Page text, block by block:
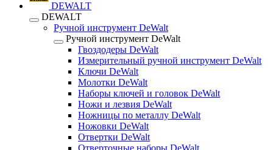
DEWALT
DEWALT
Ручной инструмент DeWalt
Ручной инструмент DeWalt
Гвоздодеры DeWalt
Измерительный ручной инструмент DeWalt
Ключи DeWalt
Молотки DeWalt
Наборы ключей и головок DeWalt
Ножи и лезвия DeWalt
Ножницы по металлу DeWalt
Ножовки DeWalt
Отвертки DeWalt
Отверточные наборы DeWalt